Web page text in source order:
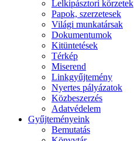
Lelkipásztori körzetek
Papok, szerzetesek
Világi munkatársak
Dokumentumok
Kitüntetések
Térkép
Miserend
Linkgyűjtemény
Nyertes pályázatok
Közbeszerzés
Adatvédelem
Gyűjteményeink
Bemutatás